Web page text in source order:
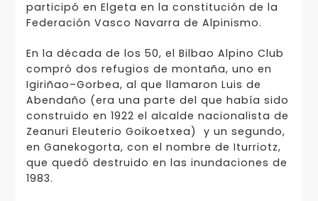
participó en Elgeta en la constitución de la
Federación Vasco Navarra de Alpinismo.
En la década de los 50, el Bilbao Alpino Club
compró dos refugios de montaña, uno en
Igiriñao–Gorbea, al que llamaron Luis de
Abendaño (era una parte del que había sido
construido en 1922 el alcalde nacionalista de
Zeanuri Eleuterio Goikoetxea) y un segundo,
en Ganekogorta, con el nombre de Iturriotz,
que quedó destruido en las inundaciones de
1983.